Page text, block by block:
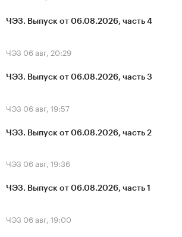
ЧЭЗ. Выпуск от 06.08.2026, часть 4
ЧЭЗ 06 авг, 20:29
ЧЭЗ. Выпуск от 06.08.2026, часть 3
ЧЭЗ 06 авг, 19:57
ЧЭЗ. Выпуск от 06.08.2026, часть 2
ЧЭЗ 06 авг, 19:36
ЧЭЗ. Выпуск от 06.08.2026, часть 1
ЧЭЗ 06 авг, 19:00